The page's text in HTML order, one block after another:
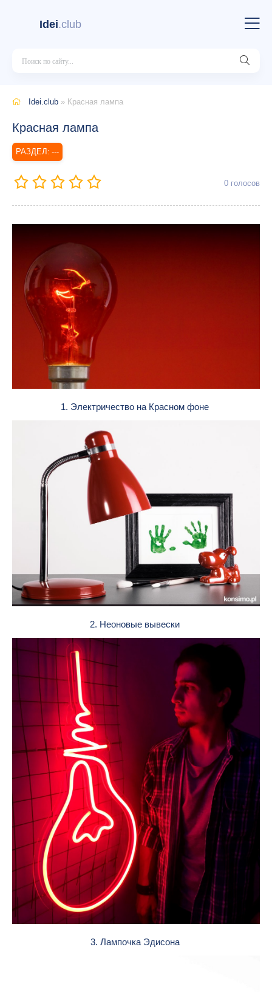
Idei.club
Idei.club » Красная лампа
Красная лампа
---
0 голосов
1. Электричество на Красном фоне
2. Неоновые вывески
3. Лампочка Эдисона